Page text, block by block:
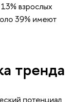
взрослых
39% имеют
тренда
потенциал